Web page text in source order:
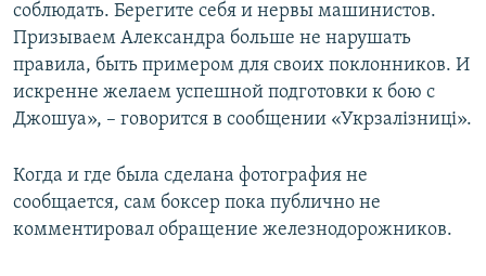
соблюдать. Берегите себя и нервы машинистов.
Призываем Александра больше не нарушать
правила, быть примером для своих поклонников. И
искренне желаем успешной подготовки к бою с
Джошуа», – говорится в сообщении «Укрзалізниці».
Когда и где была сделана фотография не
сообщается, сам боксер пока публично не
комментировал обращение железнодорожников.